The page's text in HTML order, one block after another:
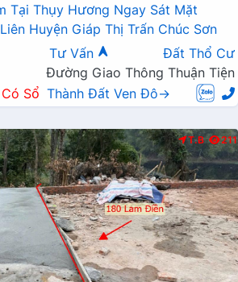
Tại Thụy Hương Ngay Sát Mặt
Huyện Giáp Thị Trấn Chúc Sơn
Tư Vấn
Đất Thổ Cư
Đường Giao Thông Thuận Tiện
Sổ Thành Đất Ven Đô→
T.B 211